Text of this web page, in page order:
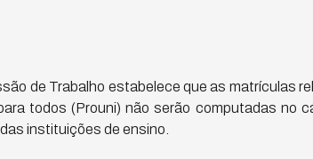
de Trabalho estabelece que as matrículas
todos (Prouni) não serão computadas no
instituições de ensino.